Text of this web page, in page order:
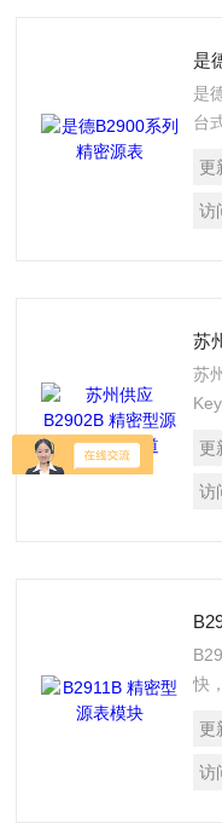
是
是
台
列
表
更
访
苏
紧
压
流
更
访
快
更
访